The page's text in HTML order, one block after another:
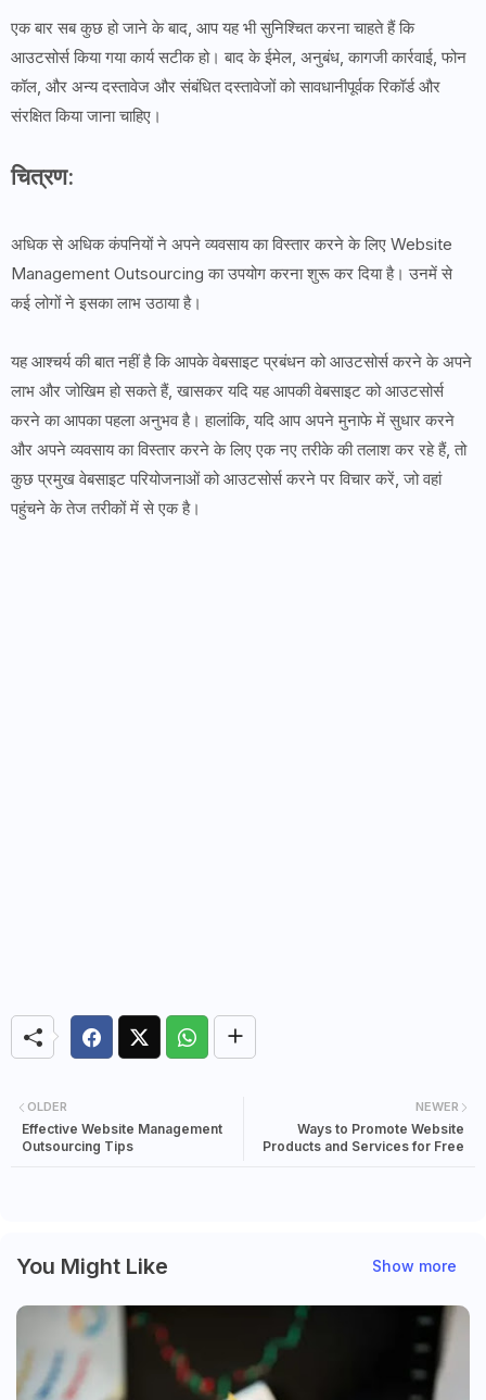
एक बार सब कुछ हो जाने के बाद, आप यह भी सुनिश्चित करना चाहते हैं कि
आउटसोर्स किया गया कार्य सटीक हो। बाद के ईमेल, अनुबंध, कागजी कार्रवाई, फोन
कॉल, और अन्य दस्तावेज और संबंधित दस्तावेजों को सावधानीपूर्वक रिकॉर्ड और
संरक्षित किया जाना चाहिए।
चित्रण:
अधिक से अधिक कंपनियों ने अपने व्यवसाय का विस्तार करने के लिए Website
Management Outsourcing का उपयोग करना शुरू कर दिया है। उनमें से
कई लोगों ने इसका लाभ उठाया है।
यह आश्चर्य की बात नहीं है कि आपके वेबसाइट प्रबंधन को आउटसोर्स करने के अपने
लाभ और जोखिम हो सकते हैं, खासकर यदि यह आपकी वेबसाइट को आउटसोर्स
करने का आपका पहला अनुभव है। हालांकि, यदि आप अपने मुनाफे में सुधार करने
और अपने व्यवसाय का विस्तार करने के लिए एक नए तरीके की तलाश कर रहे हैं, तो
कुछ प्रमुख वेबसाइट परियोजनाओं को आउटसोर्स करने पर विचार करें, जो वहां
पहुंचने के तेज तरीकों में से एक है।
NEWER
Ways to Promote Website
Products and Services for Free
OLDER
Effective Website Management
Outsourcing Tips
You Might Like Show more